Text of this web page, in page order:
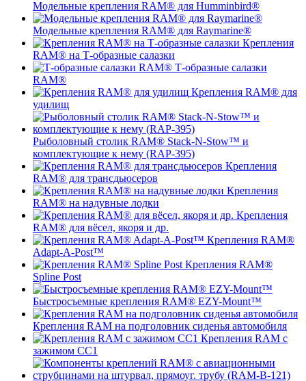
Модельные крепления RAM® для Humminbird®
Модельные крепления RAM® для Raymarine®
Крепления
RAM® на Т-образные салазки
Т-образные салазки
RAM®
Крепления RAM® для
удилищ
Рыболовный столик RAM® Stack-N-Stow™ и
комплектующие к нему (RAP-395)
Крепления
RAM® для трансдьюсеров
Крепления
RAM® на надувные лодки
Крепления
RAM® для вёсел, якоря и др.
Крепления RAM®
Adapt-A-Post™
Крепления RAM®
Spline Post
Быстросъемные крепления RAM® EZY-Mount™
Крепления RAM на подголовник сиденья автомобиля
Крепления RAM с
зажимом СС1